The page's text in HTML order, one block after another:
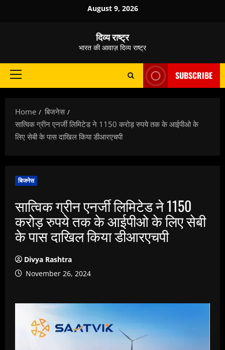
August 9, 2026
दिव्य राष्ट्र
भारत की आवाज़ दिव्य राष्ट्र
Primary
SUBSCRIBE
Home
बिजनेस
सात्विक ग्रीन एनर्जी लिमिटेड ने 1150 करोड़ रुपये तक के आईपीओ के
लिए सेबी के पास दाखिल किया डीआरएचपी
बिजनेस
सात्विक ग्रीन एनर्जी लिमिटेड ने 1150
करोड़ रुपये तक के आईपीओ के लिए सेबी
के पास दाखिल किया डीआरएचपी
Divya Rashtra
November 26, 2024